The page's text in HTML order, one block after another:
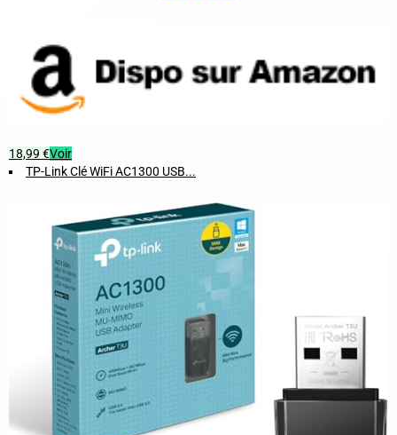
18,99 €Voir
TP-Link Clé WiFi AC1300 USB...